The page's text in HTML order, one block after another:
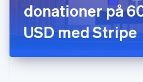
donationer på
USD med Stripe
Liechtenstein
Deutsch English
Litauen
Luxemburg